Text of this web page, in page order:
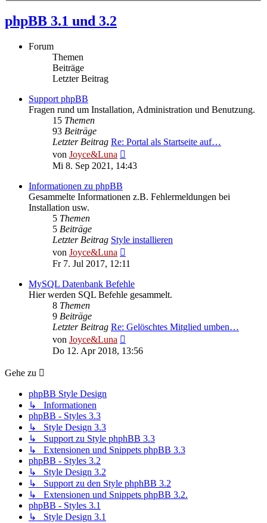
phpBB 3.1 und 3.2
Forum
Themen
Beiträge
Letzter Beitrag
Support phpBB
Fragen rund um Installation, Administration und Benutzung.
15 Themen
93 Beiträge
Letzter Beitrag Re: Portal als Startseite auf…
von Joyce&Luna
Beitrag
Mi 8. Sep 2021, 14:43
Informationen zu phpBB
Gesammelte Informationen z.B. Fehlermeldungen bei
Installation usw.
5 Themen
5 Beiträge
Letzter Beitrag Style installieren
von Joyce&Luna
Beitrag
Fr 7. Jul 2017, 12:11
MySQL Datenbank Befehle
Hier werden SQL Befehle gesammelt.
8 Themen
9 Beiträge
Letzter Beitrag Re: Gelöschtes Mitglied umben…
von Joyce&Luna
Beitrag
Do 12. Apr 2018, 13:56
Gehe zu
phpBB Style Design
↳ Informationen
phpBB - Styles 3.3
↳ Style Design 3.3
↳ Support zu Style phphBB 3.3
↳ Extensionen und Snippets phpBB 3.3
phpBB - Styles 3.2
↳ Style Design 3.2
↳ Support zu den Style phphBB 3.2
↳ Extensionen und Snippets phpBB 3.2.
phpBB - Styles 3.1
↳ Style Design 3.1